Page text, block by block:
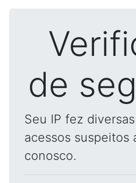
de
Seu IP fez
acessos suspeitos
conosco.